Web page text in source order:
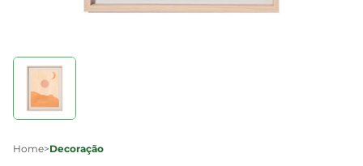
Home>Decoração